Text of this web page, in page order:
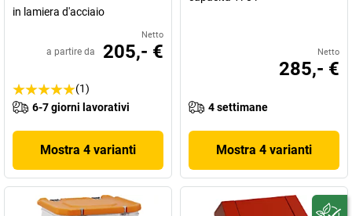
in lamiera d'acciaio
Netto
a partire da 205,- €
(1)
6-7 giorni lavorativi
Mostra 4 varianti
Netto
285,- €
4 settimane
Mostra 4 varianti